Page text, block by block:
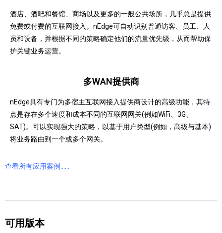
酒店、酒吧和餐馆、商场以及更多的一般公共场所，几乎总是提供
免费或付费的互联网接入。 nEdge可自动识别普通访客、员工、人
员和设备，并根据不同的策略确定他们的流量优先级，从而帮助保
护关键业务运营。
多WAN提供商
nEdge具有专门为多宿主互联网接入提供商设计的高级功能，其特
点是存在多个速度和成本不同的互联网网关(例如WiFi、3G、
SAT)。 可以实现强大的策略，以基于用户类型(例如，高级与基本)
将业务路由到一个或多个网关。
查看所有应用案例……
可用版本